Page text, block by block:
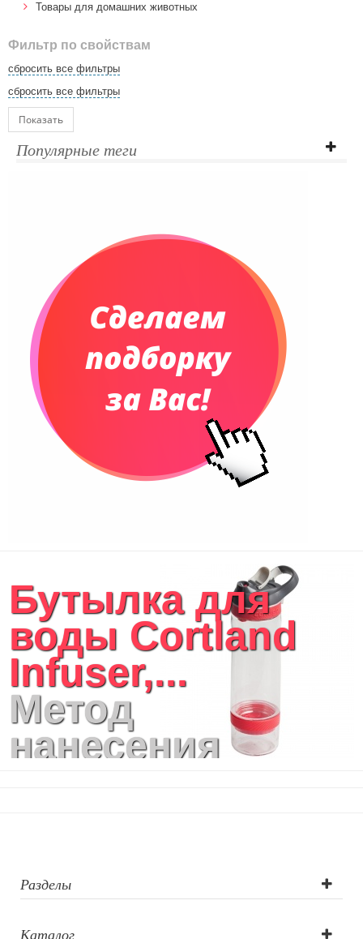
Товары для домашних животных
Фильтр по свойствам
сбросить все фильтры
сбросить все фильтры
Показать
Популярные теги
Бутылка для
воды Cortland
Infuser,...
Метод
нанесения
Разделы
Каталог